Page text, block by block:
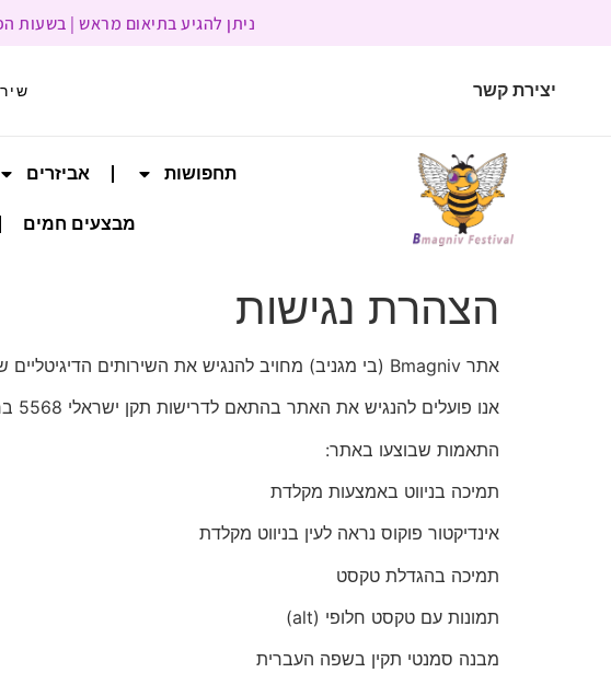
ניתן להגיע בתיאום מראש | בשעות הפעילות 9:00 עד 20:00 ניתן לרכוש במקום , מרחוב
יצירת קשר
תחפושות אביזרים
מבצעים חמים
הצהרת נגישות
אתר Bmagniv (בי מגניב) מחויב להנגיש את השירותים הדיגיטליים שלו לכלל האוכלוסייה, לרבות אנשים עם מוגבלויות, ולספק חוויית שימוש שווה לכל המשתמשים.
אנו פועלים להנגיש את האתר בהתאם לדרישות תקן ישראלי 5568 ברמה AA, המבוסס על הנחיות WCAG 2.1 הבינלאומיות.
התאמות שבוצעו באתר:
תמיכה בניווט באמצעות מקלדת
אינדיקטור פוקוס נראה לעין בניווט מקלדת
תמיכה בהגדלת טקסט
תמונות עם טקסט חלופי (alt)
מבנה סמנטי תקין בשפה העברית